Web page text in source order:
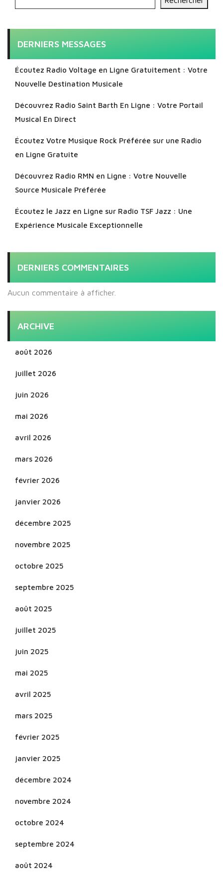
DERNIERS MESSAGES
Écoutez Radio Voltage en Ligne Gratuitement : Votre
Nouvelle Destination Musicale
Découvrez Radio Saint Barth En Ligne : Votre Portail
Musical En Direct
Écoutez Votre Musique Rock Préférée sur une Radio
en Ligne Gratuite
Découvrez Radio RMN en Ligne : Votre Nouvelle
Source Musicale Préférée
Écoutez le Jazz en Ligne sur Radio TSF Jazz : Une
Expérience Musicale Exceptionnelle
DERNIERS COMMENTAIRES
Aucun commentaire à afficher.
ARCHIVE
août 2026
juillet 2026
juin 2026
mai 2026
avril 2026
mars 2026
février 2026
janvier 2026
décembre 2025
novembre 2025
octobre 2025
septembre 2025
août 2025
juillet 2025
juin 2025
mai 2025
avril 2025
mars 2025
février 2025
janvier 2025
décembre 2024
novembre 2024
octobre 2024
septembre 2024
août 2024